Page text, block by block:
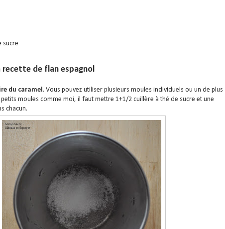
sucre
de flan espagnol
du caramel . Vous pouvez utiliser plusieurs moules individuels ou un de plus
moules comme moi, il faut mettre 1+1/2 cuillère à thé de sucre et une
chacun.